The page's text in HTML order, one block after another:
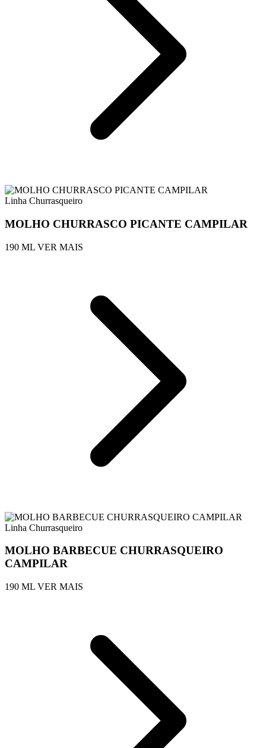
Linha Churrasqueiro
MOLHO CHURRASCO PICANTE CAMPILAR
190 ML VER MAIS
Linha Churrasqueiro
MOLHO BARBECUE CHURRASQUEIRO
CAMPILAR
190 ML VER MAIS